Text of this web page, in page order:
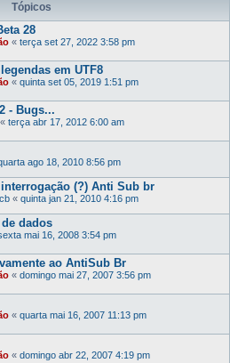
Tópicos
28
« terça set 27, 2022 3:58 pm
em UTF8
« quinta set 05, 2019 1:51 pm
- Bugs...
« terça abr 17, 2012 6:00 am
ago 18, 2010 8:56 pm
(?) Anti Sub br
« quinta jan 21, 2010 4:16 pm
dados
mai 16, 2008 3:54 pm
ao AntiSub Br
« domingo mai 27, 2007 3:56 pm
« quarta mai 16, 2007 11:13 pm
« domingo abr 22, 2007 4:19 pm